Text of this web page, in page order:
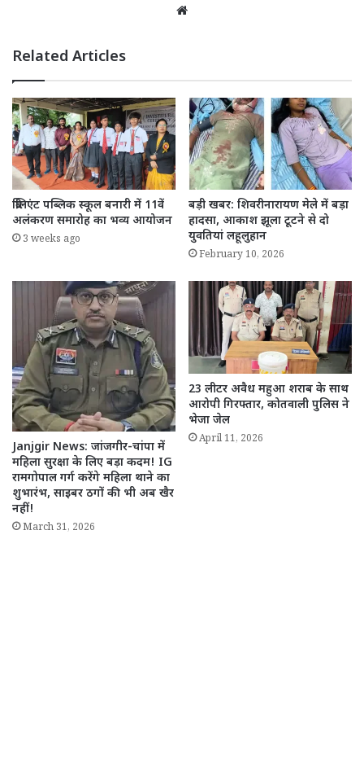
Related Articles
ब्रिलिएंट पब्लिक स्कूल बनारी में 11वें
अलंकरण समारोह का भव्य आयोजन
3 weeks ago
बड़ी खबर: शिवरीनारायण मेले में बड़ा
हादसा, आकाश झूला टूटने से दो
युवतियां लहूलुहान
February 10, 2026
Janjgir News: जांजगीर-चांपा में
महिला सुरक्षा के लिए बड़ा कदम! IG
रामगोपाल गर्ग करेंगे महिला थाने का
शुभारंभ, साइबर ठगों की भी अब खैर
नहीं!
March 31, 2026
23 लीटर अवैध महुआ शराब के साथ
आरोपी गिरफ्तार, कोतवाली पुलिस ने
भेजा जेल
April 11, 2026